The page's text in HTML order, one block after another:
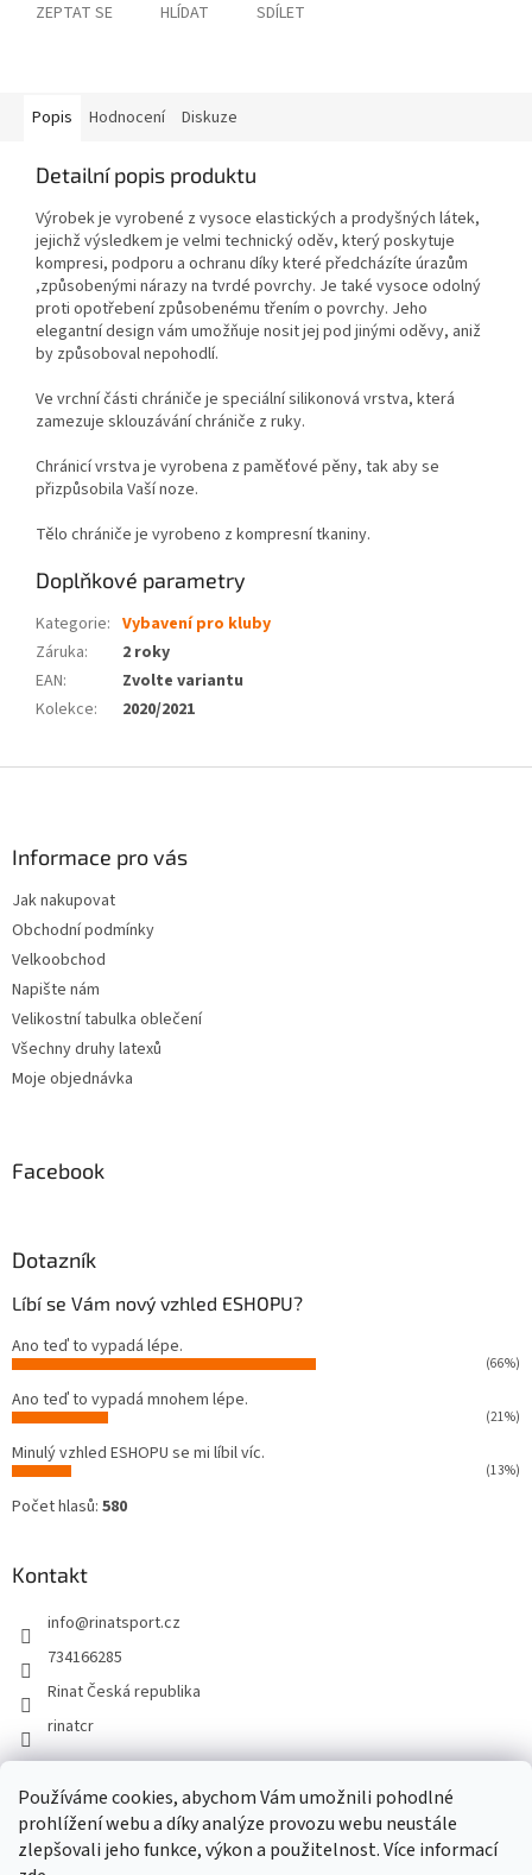
Používáme cookies, abychom Vám umožnili pohodlné
prohlížení webu a díky analýze provozu webu neustále
zlepšovali jeho funkce, výkon a použitelnost. Více informací
ZEPTAT SE HLÍDAT SDÍLET
Popis Hodnocení Diskuze
Detailní popis produktu
Výrobek je vyrobené z vysoce elastických a prodyšných látek,
jejichž výsledkem je velmi technický oděv, který poskytuje
kompresi, podporu a ochranu díky které předcházíte úrazům
,způsobenými nárazy na tvrdé povrchy. Je také vysoce odolný
proti opotřebení způsobenému třením o povrchy. Jeho
elegantní design vám umožňuje nosit jej pod jinými oděvy, aniž
by způsoboval nepohodlí.
Ve vrchní části chrániče je speciální silikonová vrstva, která
zamezuje sklouzávání chrániče z ruky.
Chránicí vrstva je vyrobena z paměťové pěny, tak aby se
přizpůsobila Vaší noze.
Tělo chrániče je vyrobeno z kompresní tkaniny.
Doplňkové parametry
Kategorie: Vybavení pro kluby
Záruka:
2 roky
EAN:
Zvolte variantu
Kolekce: 2020/2021
Informace pro vás
Jak nakupovat
Obchodní podmínky
Velkoobchod
Napište nám
Velikostní tabulka oblečení
Všechny druhy latexů
Moje objednávka
Facebook
Dotazník
Líbí se Vám nový vzhled ESHOPU?
Ano teď to vypadá lépe.
(66%)
Ano teď to vypadá mnohem lépe.
(21%)
Minulý vzhled ESHOPU se mi líbil víc.
(13%)
Počet hlasů: 580
Kontakt
info@rinatsport.cz
734166285
Rinat Česká republika
rinatcr
Rinat Europe www.sport4outlet.cz